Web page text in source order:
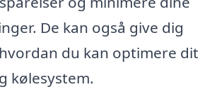
De kan også give dig
du kan optimere dit
kølesystem.